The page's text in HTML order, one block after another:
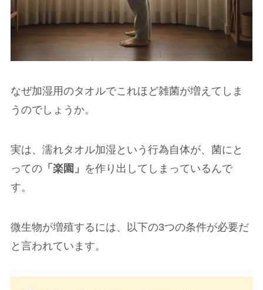
なぜ加湿用のタオルでこれほど雑菌が増えてしま
うのでしょうか。
実は、濡れタオル加湿という行為自体が、菌にと
っての「楽園」 を作り出してしまっているんで
す。
微生物が増殖するには、以下の3つの条件が必要だ
と言われています。